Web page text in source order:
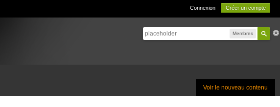
Connexion Créer un compte
Membres
Voir le nouveau contenu